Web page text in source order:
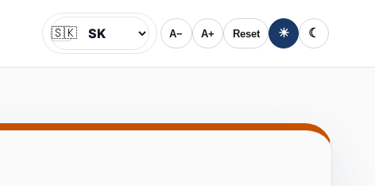
Jazyk
🇸🇰 A− A+ Reset ☀ ☾